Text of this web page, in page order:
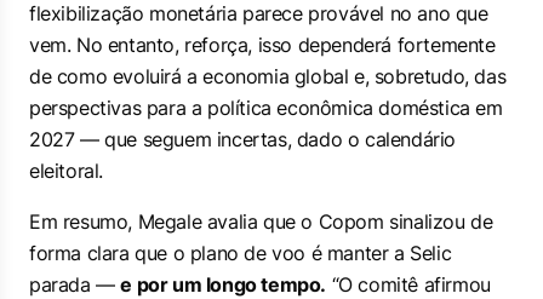
flexibilização monetária parece provável no ano que
vem. No entanto, reforça, isso dependerá fortemente
de como evoluirá a economia global e, sobretudo, das
perspectivas para a política econômica doméstica em
2027 — que seguem incertas, dado o calendário
eleitoral.
Em resumo, Megale avalia que o Copom sinalizou de
forma clara que o plano de voo é manter a Selic
parada —e por um longo tempo. “O comitê afirmou